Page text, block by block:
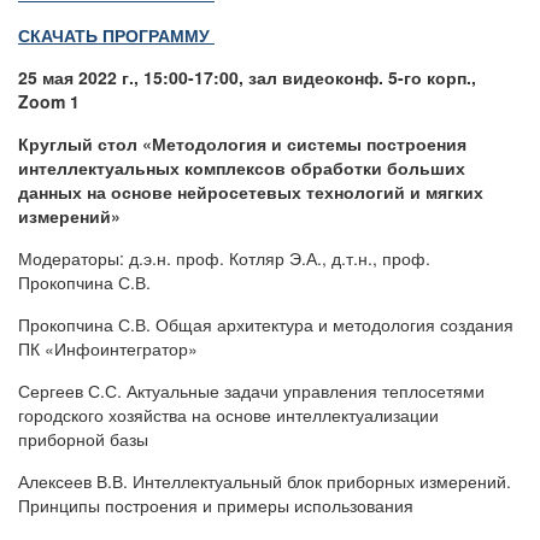
СКАЧАТЬ ПРОГРАММУ
25 мая 2022 г., 15:00-17:00, зал видеоконф. 5-го корп.,
Zoom 1
Круглый стол «Методология и системы построения
интеллектуальных комплексов обработки больших
данных на основе нейросетевых технологий и мягких
измерений»
Модераторы: д.э.н. проф. Котляр Э.А., д.т.н., проф.
Прокопчина С.В.
Прокопчина С.В. Общая архитектура и методология создания
ПК «Инфоинтегратор»
Сергеев С.С. Актуальные задачи управления теплосетями
городского хозяйства на основе интеллектуализации
приборной базы
Алексеев В.В. Интеллектуальный блок приборных измерений.
Принципы построения и примеры использования